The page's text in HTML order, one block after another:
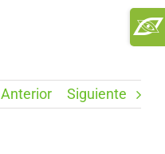
Anterior Siguiente
Area